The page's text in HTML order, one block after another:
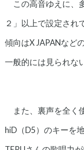
この高音ゆえに、
２」以上で設定され
傾向はX JAPANなど
一般的には見られな
また、裏声を全く
hiD（D5）のキーを